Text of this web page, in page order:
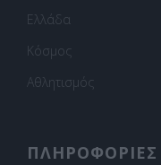
Ελλάδα
Κόσμος
Αθλητισμός
ΠΛΗΡΟΦΟΡΙΕΣ